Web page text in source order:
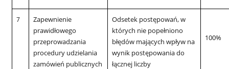
7
Zapewnienie
prawidłowego
przeprowadzania
procedury udzielania
zamówień publicznych
Odsetek postępowań, w
których nie popełniono
błędów mających wpływ na
wynik postępowania do
łącznej liczby
100%